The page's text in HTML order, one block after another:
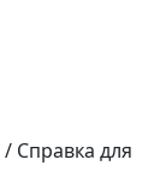
/ Справка для